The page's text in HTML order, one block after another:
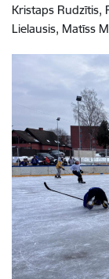
Kristaps Rudzītis,
Lielausis, Matīss